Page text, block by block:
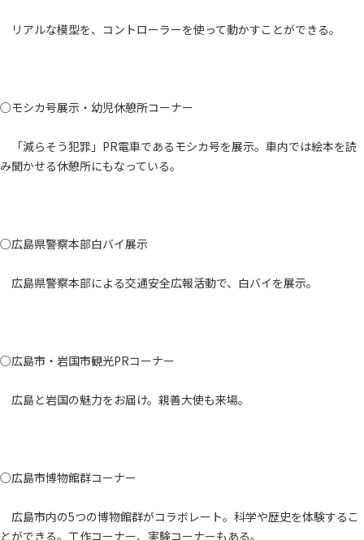
リアルな模型を、コントローラーを使って動かすことができる。
○モシカ号展示・幼児休憩所コーナー
「減らそう犯罪」PR電車であるモシカ号を展示。車内では絵本を読
み聞かせる休憩所にもなっている。
○広島県警察本部白バイ展示
広島県警察本部による交通安全広報活動で、白バイを展示。
○広島市・岩国市観光PRコーナー
広島と岩国の魅力をお届け。親善大使も来場。
○広島市博物館群コーナー
広島市内の5つの博物館群がコラボレート。科学や歴史を体験するこ
とができる。工作コーナー、実験コーナーもある。